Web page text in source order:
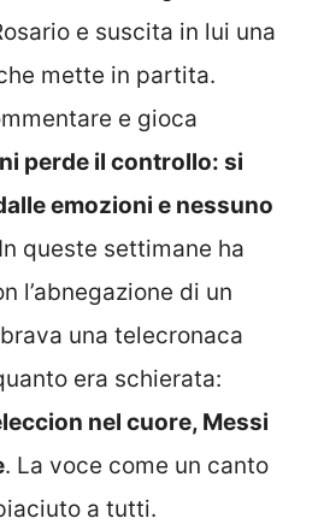
e suscita in lui una
mette in partita.
e gioca
perde il controllo: si
emozioni e nessuno
queste settimane ha
l’abnegazione di un
una telecronaca
era schierata:
nel cuore, Messi
. La voce come un canto
a tutti.